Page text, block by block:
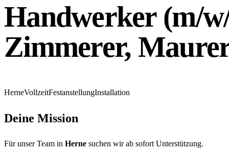
Handwerker (m/
Zimmerer,
HerneVollzeitFestanstellungInstallation
Deine Mission
Für unser Team in Herne suchen wir ab sofort Unterstützung.